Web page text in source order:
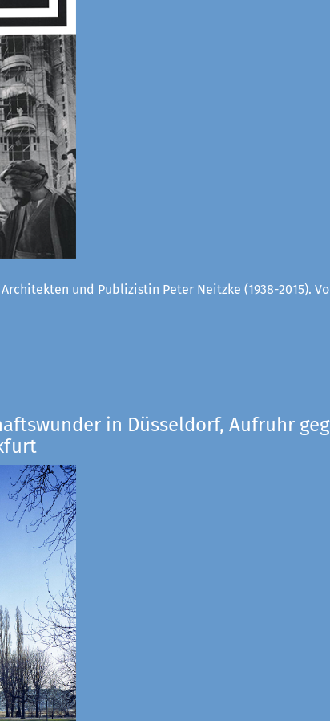
Architekten und Publizistin Peter Neitzke (1938-2015).
in Düsseldorf, Aufruhr